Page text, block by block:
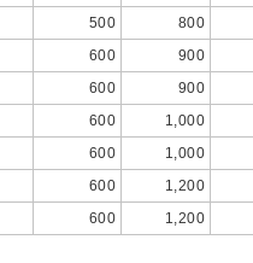
500
800
600
900
600
900
600
1,000
600
1,000
600
1,200
600 1,200